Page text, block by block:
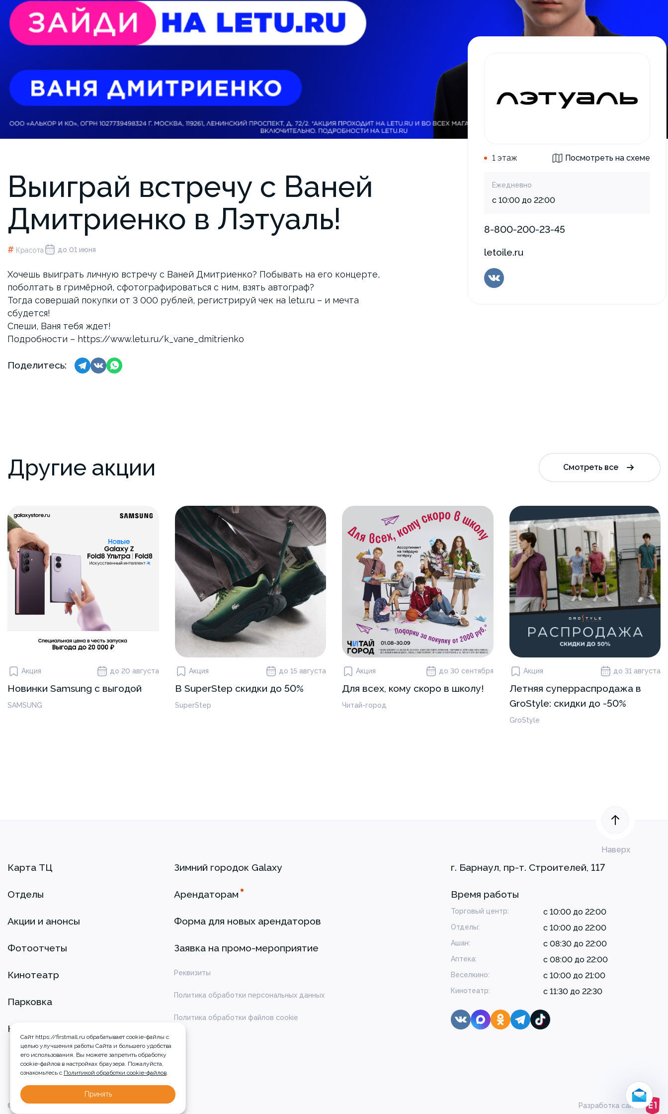
Выиграй встречу с Ваней
Дмитриенко в Лэтуаль!
# Красота до 01 июня
Хочешь выиграть личную встречу с Ваней Дмитриенко? Побывать на его концерте,
поболтать в гримёрной, сфотографироваться с ним, взять автограф?
Тогда совершай покупки от 3 000 рублей, регистрируй чек на letu.ru – и мечта
сбудется!
Спеши, Ваня тебя ждет!
Подробности – https://www.letu.ru/k_vane_dmitrienko
Поделитесь:
1 этаж Посмотреть на схеме
Ежедневно
с 10:00 до 22:00
8-800-200-23-45
letoile.ru
Другие акции Смотреть все
Акция до 20 августа
Новинки Samsung с выгодой
SAMSUNG
Акция до 15 августа
В SuperStep скидки до 50%
SuperStep
Акция до 30 сентября
Для всех, кому скоро в школу!
Читай-город
Акция до 31 августа
Летняя суперраспродажа в
GroStyle: скидки до -50%
GroStyle
Наверх
Карта ТЦ
Отделы
Акции и анонсы
Фотоотчеты
Кинотеатр
Парковка
Контакты
Зимний городок Galaxy
Арендаторам
Форма для новых арендаторов
Заявка на промо-мероприятие
Реквизиты
Политика обработки персональных данных
Политика обработки файлов cookie
г. Барнаул, пр-т. Строителей, 117
Время работы
Торговый центр: с 10:00 до 22:00
Отделы: с 10:00 до 22:00
Ашан: с 08:30 до 22:00
Аптека: с 08:00 до 22:00
Веселкино: с 10:00 до 21:00
Кинотеатр: с 11:30 до 22:30
© 2026 ТРЦ GALAXY, г. Барнаул Разработка сайта:
Сайт https://firstmall.ru обрабатывает cookie-файлы с
целью улучшения работы Сайта и большего удобства
его использования. Вы можете запретить обработку
сookie-файлов в настройках браузера. Пожалуйста,
ознакомьтесь с Политикой обработки cookie-файлов.
Принять
Больше